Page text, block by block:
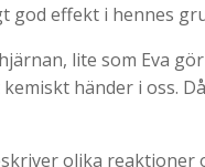
god effekt i hennes
lite som Eva
händer i oss.
olika